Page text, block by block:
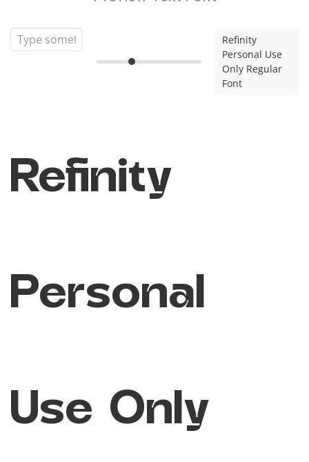
Refinity
Personal Use
Only Regular
Font
Refinity
Personal
Use Only